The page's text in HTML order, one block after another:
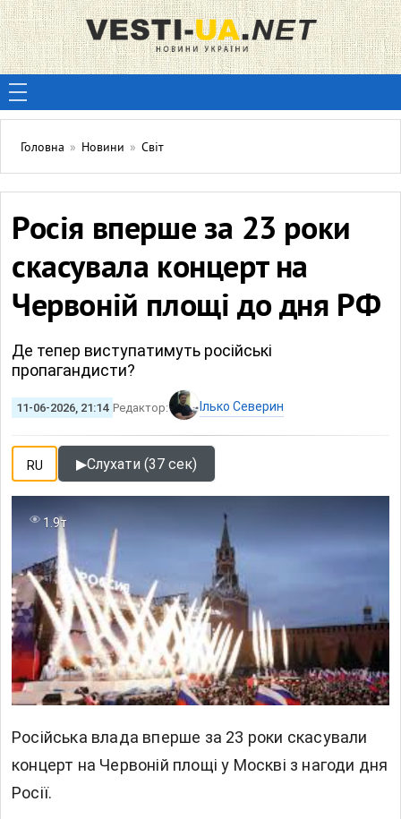
Головна » Новини » Світ
Росія вперше за 23 роки
скасувала концерт на
Червоній площі до дня РФ
Де тепер виступатимуть російські
пропагандисти?
11-06-2026, 21:14 Редактор: Ілько Северин
RU ▶Слухати (37 сек)
1.9т
Російська влада вперше за 23 роки скасували
концерт на Червоній площі у Москві з нагоди дня
Росії.